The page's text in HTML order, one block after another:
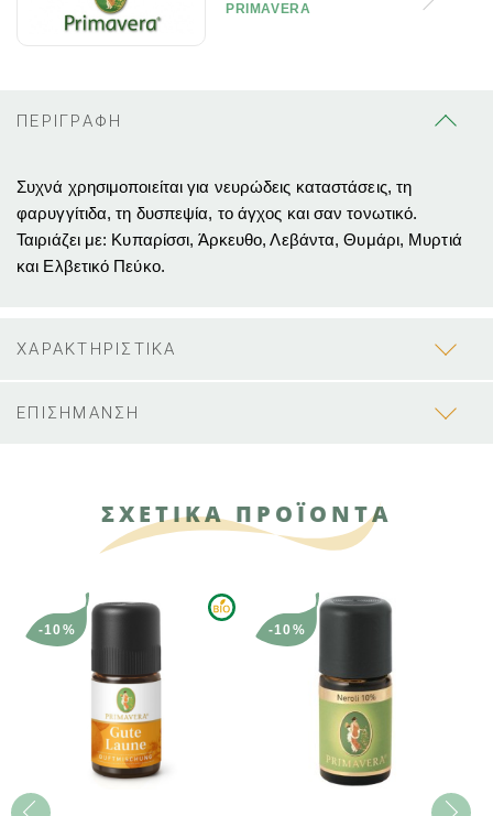
PRIMAVERA
ΠΕΡΙΓΡΑΦΗ
Συχνά χρησιμοποιείται για νευρώδεις καταστάσεις, τη
φαρυγγίτιδα, τη δυσπεψία, το άγχος και σαν τονωτικό.
Ταιριάζει με: Κυπαρίσσι, Άρκευθο, Λεβάντα, Θυμάρι, Μυρτιά
και Ελβετικό Πεύκο.
ΧΑΡΑΚΤΗΡΙΣΤΙΚΑ
ΕΠΙΣΗΜΑΝΣΗ
ΣΧΕΤΙΚΑ ΠΡΟΪΟΝΤΑ
-10% -10%